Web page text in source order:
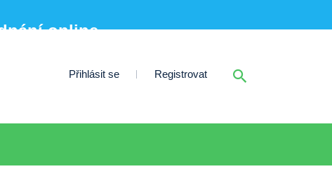
online
Přihlásit se Registrovat